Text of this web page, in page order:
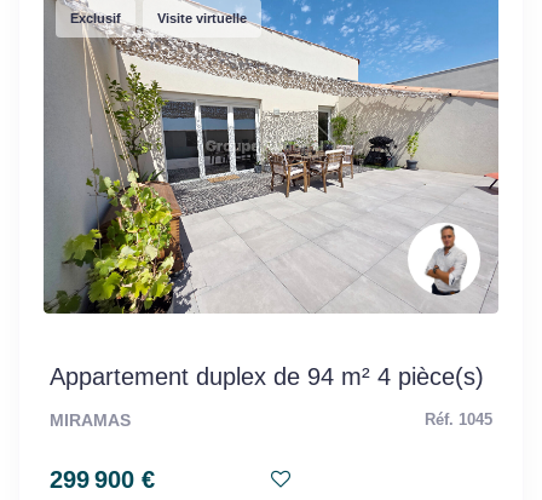
Exclusif Visite virtuelle
Appartement duplex de 94 m² 4 pièce(s)
MIRAMAS Réf. 1045
299 900 €